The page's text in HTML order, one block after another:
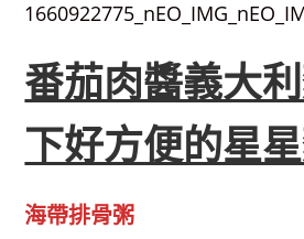
番茄肉醬義大
下好方便的星星
海帶排骨粥